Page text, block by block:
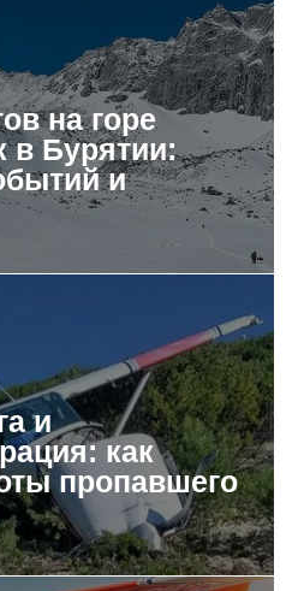
на горе
в Бурятии:
и
и
как
пропавшего